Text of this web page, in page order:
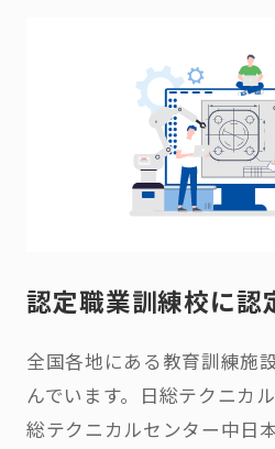
認定職業訓練校に認
全国各地にある教育訓練施
んでいます。日総テクニカ
総テクニカルセンター中日